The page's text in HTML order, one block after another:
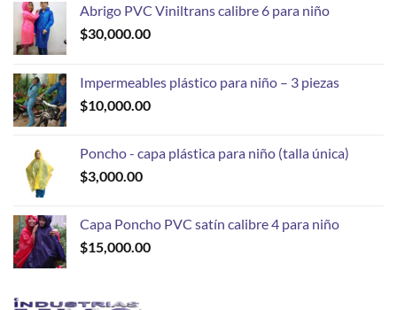
Abrigo PVC Viniltrans calibre 6 para niño
$30,000.00
Impermeables plástico para niño – 3 piezas
$10,000.00
Poncho - capa plástica para niño (talla única)
$3,000.00
Capa Poncho PVC satín calibre 4 para niño
$15,000.00